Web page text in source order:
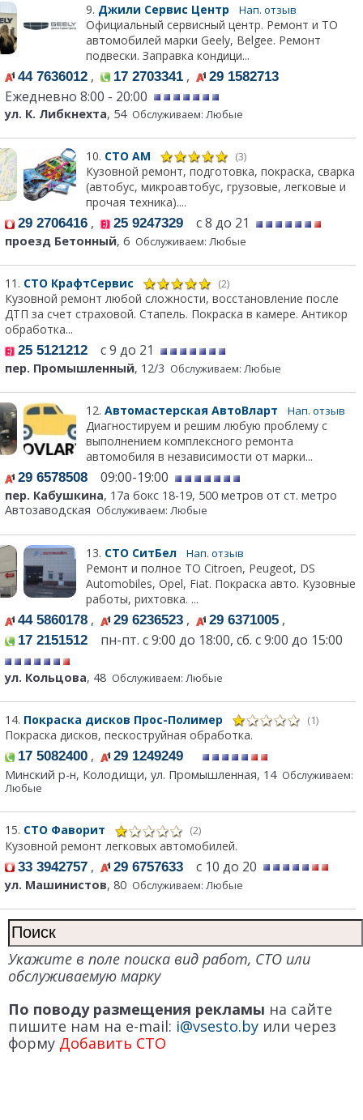
9. Джили Сервис Центр Нап. отзыв
Официальный сервисный центр. Ремонт и ТО
автомобилей марки Geely, Belgee. Ремонт
подвески. Заправка кондици...
44 7636012 , 17 2703341 , 29 1582713
Ежедневно 8:00 - 20:00
ул. К. Либкнехта, 54 Обслуживаем: Любые
10. СТО АМ (3)
Кузовной ремонт, подготовка, покраска, сварка
(автобус, микроавтобус, грузовые, легковые и
прочая техника)....
29 2706416 , 25 9247329 с 8 до 21
проезд Бетонный, 6 Обслуживаем: Любые
11. СТО КрафтСервис (2)
Кузовной ремонт любой сложности, восстановление после
ДТП за счет страховой. Стапель. Покраска в камере. Антикор
обработка...
25 5121212 с 9 до 21
пер. Промышленный, 12/3 Обслуживаем: Любые
12. Автомастерская АвтоВларт Нап. отзыв
Диагностируем и решим любую проблему с
выполнением комплексного ремонта
автомобиля в независимости от марки...
29 6578508 09:00-19:00
пер. Кабушкина, 17а бокс 18-19, 500 метров от ст. метро
Автозаводская Обслуживаем: Любые
13. СТО СитБел Нап. отзыв
Ремонт и полное ТО Citroen, Peugeot, DS
Automobiles, Opel, Fiat. Покраска авто. Кузовные
работы, рихтовка. ...
44 5860178 , 29 6236523 , 29 6371005 ,
17 2151512 пн-пт. с 9:00 до 18:00, сб. с 9:00 до 15:00
ул. Кольцова, 48 Обслуживаем: Любые
14. Покраска дисков Прос-Полимер (1)
Покраска дисков, пескоструйная обработка.
17 5082400 ,
29 1249249
Минский р-н, Колодищи, ул. Промышленная, 14 Обслуживаем:
Любые
15. СТО Фаворит (2)
Кузовной ремонт легковых автомобилей.
33 3942757 , 29 6757633 с 10 до 20
ул. Машинистов, 80 Обслуживаем: Любые
Укажите в поле поиска вид работ, СТО или
обслуживаемую марку
По поводу размещения рекламы на сайте
пишите нам на e-mail: i@vsesto.by или через
форму Добавить СТО